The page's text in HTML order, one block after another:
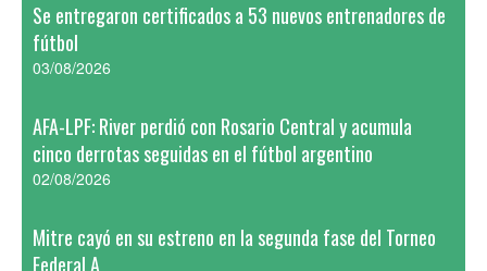
Se entregaron certificados a 53 nuevos entrenadores de
fútbol
03/08/2026
AFA-LPF: River perdió con Rosario Central y acumula
cinco derrotas seguidas en el fútbol argentino
02/08/2026
Mitre cayó en su estreno en la segunda fase del Torneo
Federal A